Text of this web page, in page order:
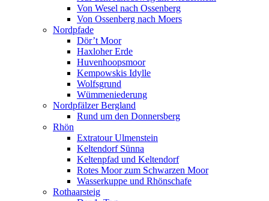
Von Wesel nach Ossenberg
Von Ossenberg nach Moers
Nordpfade
Dör’t Moor
Haxloher Erde
Huvenhoopsmoor
Kempowskis Idylle
Wolfsgrund
Wümmeniederung
Nordpfälzer Bergland
Rund um den Donnersberg
Rhön
Extratour Ulmenstein
Keltendorf Sünna
Keltenpfad und Keltendorf
Rotes Moor zum Schwarzen Moor
Wasserkuppe und Rhönschafe
Rothaarsteig